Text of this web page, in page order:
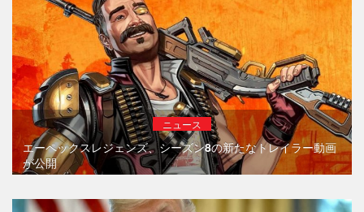
ニュース
エーペックスレジェンズ、シーズン8の新たなトレイラー動画
が公開